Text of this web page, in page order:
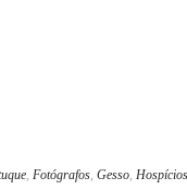
, Fotógrafos, Gesso,